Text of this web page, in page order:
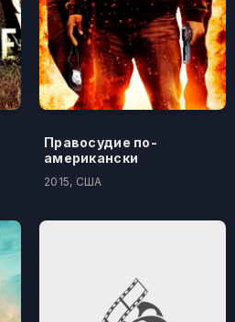
Правосудие по-
американски
2015, США